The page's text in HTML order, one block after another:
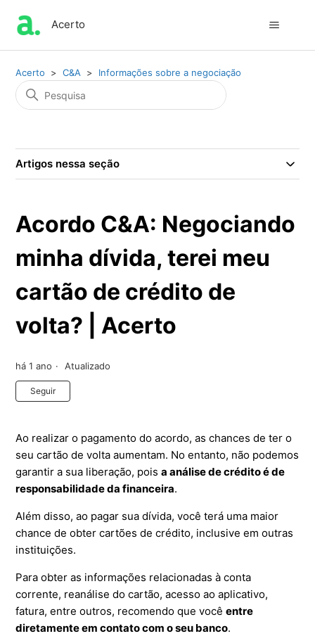
Acerto
Acerto C&A Informações sobre a negociação
Artigos nessa seção
Acordo C&A: Negociando
minha dívida, terei meu
cartão de crédito de
volta? | Acerto
há 1 ano Atualizado
Seguir
Ao realizar o pagamento do acordo, as chances de ter o
seu cartão de volta aumentam. No entanto, não podemos
garantir a sua liberação, poisa análise de crédito é de
responsabilidade da financeira.
Além disso, ao pagar sua dívida, você terá uma maior
chance de obter cartões de crédito, inclusive em outras
instituições.
Para obter as informações relacionadas à conta
corrente, reanálise do cartão, acesso ao aplicativo,
fatura, entre outros, recomendo que vocêentre
diretamente em contato com o seu banco.